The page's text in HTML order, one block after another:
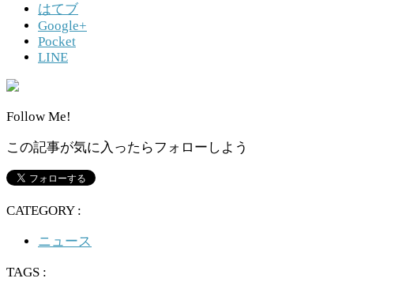
はてブ
Google+
Pocket
LINE
Follow Me!
この記事が気に入ったらフォローしよう
CATEGORY :
ニュース
TAGS :